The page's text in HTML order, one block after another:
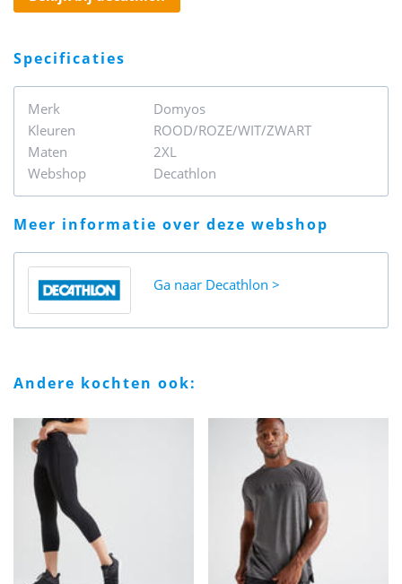
specificaties
Merk
Domyos
Kleuren
ROOD/ROZE/WIT/ZWART
Maten
2XL
Webshop
Decathlon
meer informatie over deze webshop
Ga naar Decathlon
andere kochten ook: